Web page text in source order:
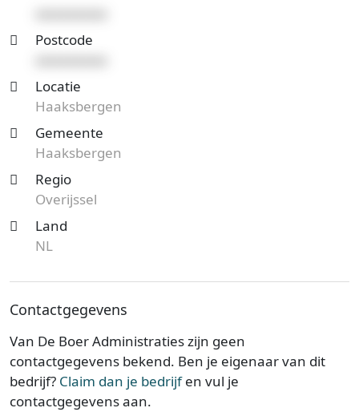
Postcode
Locatie
Haaksbergen
Gemeente
Haaksbergen
Regio
Overijssel
Land
NL
Contactgegevens
Van De Boer Administraties zijn geen
contactgegevens bekend. Ben je eigenaar van dit
bedrijf? Claim dan je bedrijfen vul je
contactgegevens aan.